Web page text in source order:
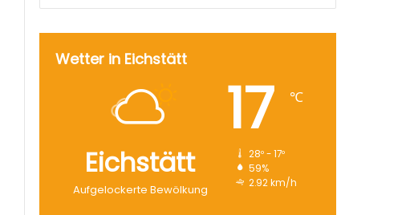
Wetter in Eichstätt
Eichstätt
Aufgelockerte Bewölkung
17 ℃
28º - 17º
59%
2.92 km/h